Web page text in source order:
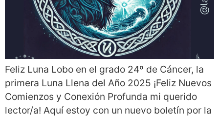
Feliz Luna Lobo en el grado 24º de Cáncer, la
primera Luna Llena del Año 2025 ¡Feliz Nuevos
Comienzos y Conexión Profunda mi querido
lector/a! Aquí estoy con un nuevo boletín por la